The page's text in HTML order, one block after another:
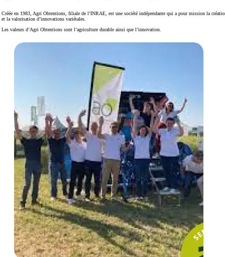
Créée en 1983, Agri Obtentions, filiale de l’INRAE, est une société indépendante qui a pour mission la
et la valorisation d’innovations variétales.
Les valeurs d’Agri Obtentions sont l’agriculture durable ainsi que l’innovation.